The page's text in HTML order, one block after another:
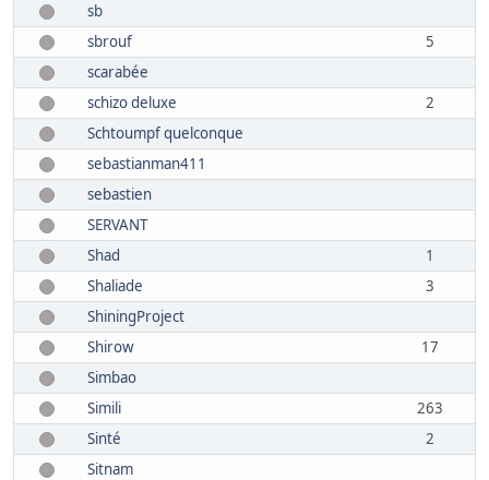
sb
sbrouf
5
scarabée
schizo deluxe
2
Schtoumpf quelconque
sebastianman411
sebastien
SERVANT
Shad
1
Shaliade
3
ShiningProject
Shirow
17
Simbao
Simili
263
Sinté
2
Sitnam